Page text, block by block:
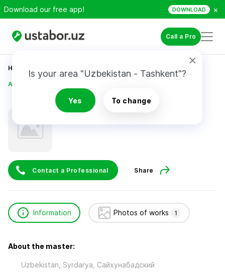
Download our free app! DOWNLOAD ×
Call a Pro
Is your area "Uzbekistan - Tashkent"?
Yes To change
Home
ABDURAIMOV RUSTAM
ABDURAIMOV RUSTAM
Contact a Professional Share
Information Photos of works 1
About the master:
Uzbekistan, Syrdarya, Сайхунабадский